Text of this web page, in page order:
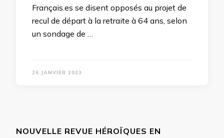
Français.es se disent opposés au projet de
recul de départ à la retraite à 64 ans, selon
un sondage de …
26 JANVIER 2023
NOUVELLE REVUE HÉROÏQUES EN